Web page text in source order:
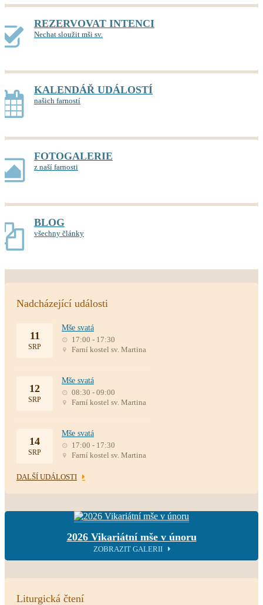
REZERVOVAT INTENCI
Nechat sloužit mši sv.
KALENDÁŘ UDÁLOSTÍ
našich farností
FOTOGALERIE
z naší farnosti
BLOG
všechny články
Nadcházející události
11
SRP
Mše svatá
17:00 - 17:30
Farní kostel sv. Martina
12
SRP
Mše svatá
08:30 - 09:00
Farní kostel sv. Martina
14
SRP
Mše svatá
17:00 - 17:30
Farní kostel sv. Martina
DALŠÍ UDÁLOSTI
2026 Vikariátní mše v únoru
ZOBRAZIT GALERII
Liturgická čtení